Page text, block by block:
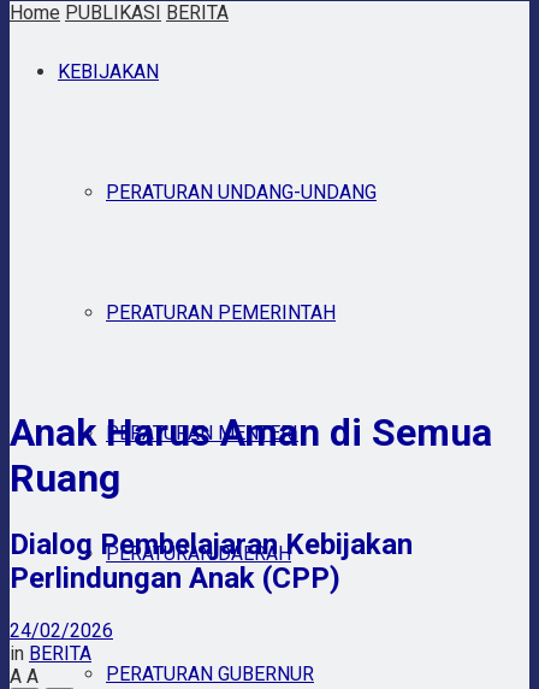
KEBIJAKAN
PERATURAN UNDANG-UNDANG
PERATURAN PEMERINTAH
PERATURAN MENTERI
PERATURAN DAERAH
PERATURAN GUBERNUR
Home PUBLIKASI BERITA
Anak Harus Aman di Semua
Ruang
Dialog Pembelajaran Kebijakan
Perlindungan Anak (CPP)
24/02/2026
in BERITA
A A